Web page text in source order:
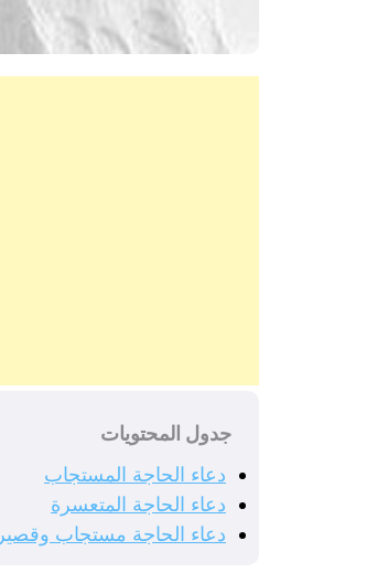
جدول المحتويات
دعاء الحاجة المستجاب
دعاء الحاجة المتعسرة
دعاء الحاجة مستجاب وقصير